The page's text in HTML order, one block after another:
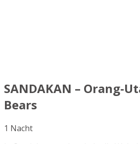
SANDAKAN – Orang-
Bears
1 Nacht